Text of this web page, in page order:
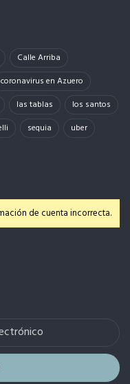
Calle Arriba
coronavirus en Azuero
las tablas
los santos
sequia uber
de cuenta incorrecta.